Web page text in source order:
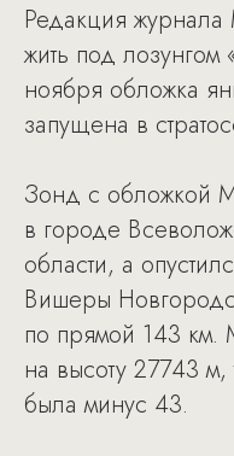
Редакция журнала
жить под
ноября обложка
запущена в
Зонд с обложкой
в городе
области, а
Вишеры
по прямой 143 км.
на высоту 27743 м,
была минус 43.